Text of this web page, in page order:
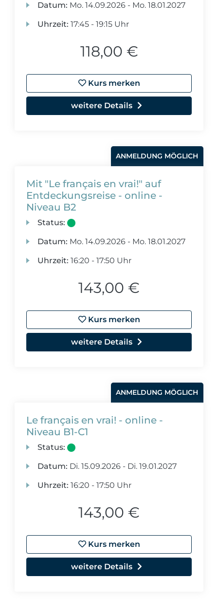
Datum: Mo. 14.09.2026 - Mo. 18.01.2027
Uhrzeit: 17:45 - 19:15 Uhr
118,00 €
Kurs merken
weitere Details
ANMELDUNG MÖGLICH
Mit "Le français en vrai!" auf
Entdeckungsreise - online -
Niveau B2
Status:
Datum: Mo. 14.09.2026 - Mo. 18.01.2027
Uhrzeit: 16:20 - 17:50 Uhr
143,00 €
Kurs merken
weitere Details
ANMELDUNG MÖGLICH
Le français en vrai! - online -
Niveau B1-C1
Status:
Datum: Di. 15.09.2026 - Di. 19.01.2027
Uhrzeit: 16:20 - 17:50 Uhr
143,00 €
Kurs merken
weitere Details